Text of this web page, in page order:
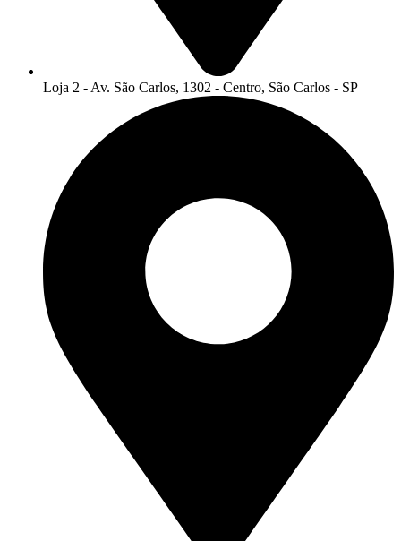
Loja 2 - Av. São Carlos, 1302 - Centro, São Carlos - SP